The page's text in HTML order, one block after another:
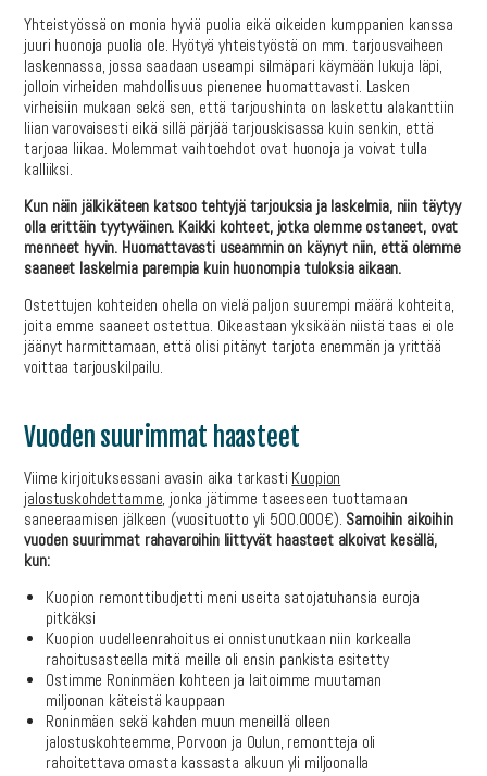
Yhteistyössä on monia hyviä puolia eikä oikeiden kumppanien kanssa
juuri huonoja puolia ole. Hyötyä yhteistyöstä on mm. tarjousvaiheen
laskennassa, jossa saadaan useampi silmäpari käymään lukuja läpi,
jolloin virheiden mahdollisuus pienenee huomattavasti. Lasken
virheisiin mukaan sekä sen, että tarjoushinta on laskettu alakanttiin
liian varovaisesti eikä sillä pärjää tarjouskisassa kuin senkin, että
tarjoaa liikaa. Molemmat vaihtoehdot ovat huonoja ja voivat tulla
kalliiksi.
Kun näin jälkikäteen katsoo tehtyjä tarjouksia ja laskelmia, niin täytyy
olla erittäin tyytyväinen. Kaikki kohteet, jotka olemme ostaneet, ovat
menneet hyvin. Huomattavasti useammin on käynyt niin, että olemme
saaneet laskelmia parempia kuin huonompia tuloksia aikaan.
Ostettujen kohteiden ohella on vielä paljon suurempi määrä kohteita,
joita emme saaneet ostettua. Oikeastaan yksikään niistä taas ei ole
jäänyt harmittamaan, että olisi pitänyt tarjota enemmän ja yrittää
voittaa tarjouskilpailu.
Vuoden suurimmat haasteet
Viime kirjoituksessani avasin aika tarkasti Kuopion
jalostuskohdettamme, jonka jätimme taseeseen tuottamaan
saneeraamisen jälkeen (vuosituotto yli 500.000€). Samoihin aikoihin
vuoden suurimmat rahavaroihin liittyvät haasteet alkoivat kesällä,
kun:
Kuopion remonttibudjetti meni useita satojatuhansia euroja
pitkäksi
Kuopion uudelleenrahoitus ei onnistunutkaan niin korkealla
rahoitusasteella mitä meille oli ensin pankista esitetty
Ostimme Roninmäen kohteen ja laitoimme muutaman
miljoonan käteistä kauppaan
Roninmäen sekä kahden muun meneillä olleen
jalostuskohteemme, Porvoon ja Oulun, remontteja oli
rahoitettava omasta kassasta alkuun yli miljoonalla